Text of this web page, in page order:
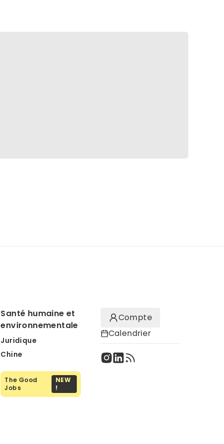
Santé humaine et
environnementale
Juridique
Chine
The Good
Jobs
NEW
!
Compte
Calendrier